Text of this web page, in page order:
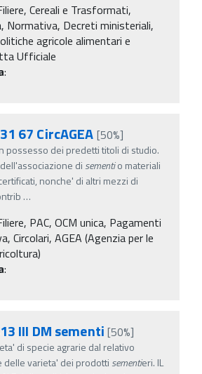
Cereali e Trasformati,
Normativa, Decreti ministeriali,
agricole alimentari e
Ufficiale
:
67 CircAGEA [50%]
possesso dei predetti titoli di studio.
di sementio materiali
nonche' di altri mezzi di
…
PAC, OCM unica, Pagamenti
Circolari, AGEA (Agenzia per le
:
III DM sementi [50%]
di specie agrarie dal relativo
delle varieta' dei prodotti sementieri. IL